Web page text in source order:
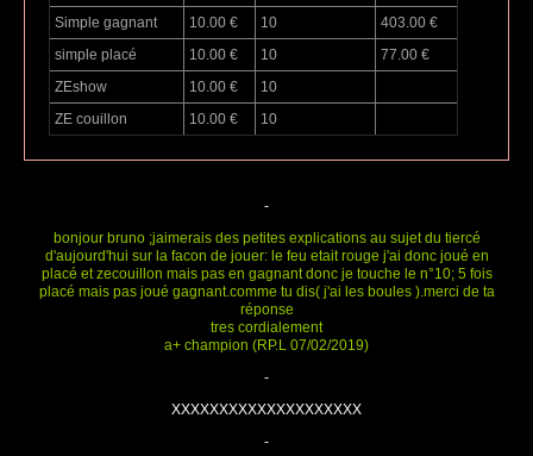
Simple gagnant
10.00 € 10
403.00 €
simple placé
10.00 € 10
77.00 €
ZEshow
10.00 €
10
ZE couillon
10.00 € 10
-
bonjour bruno ;jaimerais des petites explications au sujet du tiercé
d'aujourd'hui sur la facon de jouer: le feu etait rouge j'ai donc joué en
placé et zecouillon mais pas en gagnant donc je touche le n°10; 5 fois
placé mais pas joué gagnant.comme tu dis( j'ai les boules ).merci de ta
réponse
tres cordialement
a+ champion (RP.L 07/02/2019)
-
XXXXXXXXXXXXXXXXXXXX
-